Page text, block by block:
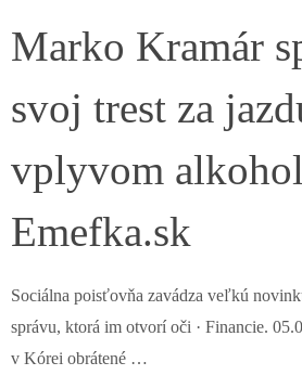
Marko Kramár
svoj trest za
vplyvom
Emefka.sk
Sociálna poisťovňa zavádza veľkú
správu, ktorá im otvorí oči · Financie.
v Kórei obrátené …